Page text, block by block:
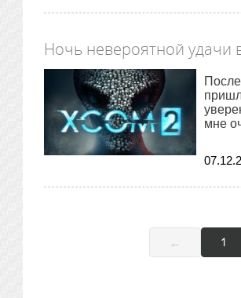
Ночь невероятной удачи
мне
07.12.
← 1